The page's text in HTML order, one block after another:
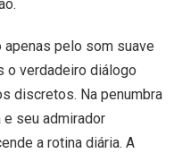
pelo som suave
o verdadeiro diálogo
discretos. Na penumbra
seu admirador
a rotina diária. A